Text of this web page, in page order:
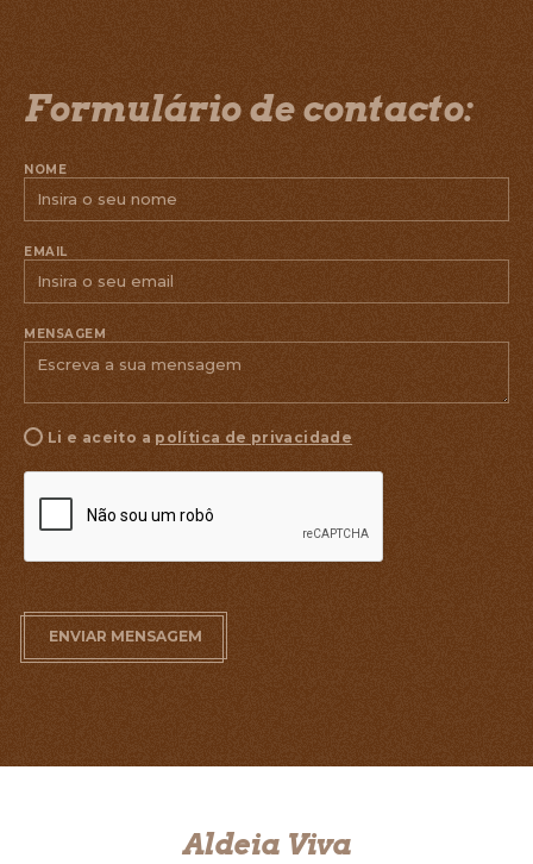
Formulário de contacto:
NOME
EMAIL
MENSAGEM
Li e aceito a política de privacidade
ENVIAR MENSAGEM
Aldeia Viva